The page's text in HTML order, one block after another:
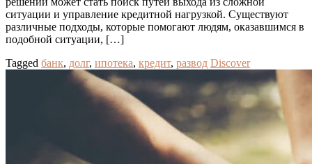
ситуации и управление кредитной нагрузкой. Существуют
различные подходы, которые помогают людям, оказавшимся в
подобной ситуации, […]
Tagged банк, долг, ипотека, кредит, развод Discover